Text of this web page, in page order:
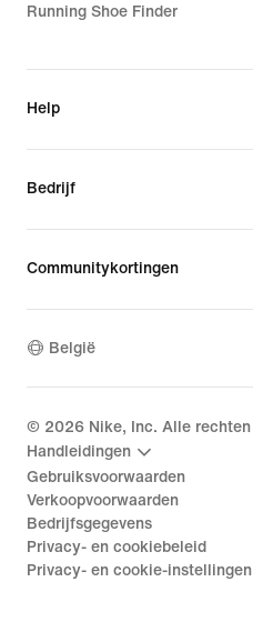
Running Shoe Finder
Help
Bedrijf
Communitykortingen
België
© 2026 Nike, Inc. Alle
Handleidingen
Gebruiksvoorwaarden
Verkoopvoorwaarden
Bedrijfsgegevens
Privacy- en cookiebeleid
Privacy- en cookie-instellingen